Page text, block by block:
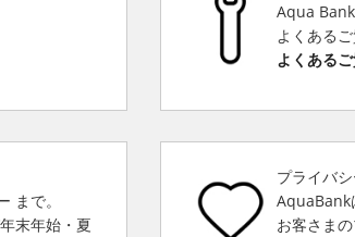
Aqua
よくある
よくある
まで。
末年始・夏
プライバ
AquaBank
お客さま